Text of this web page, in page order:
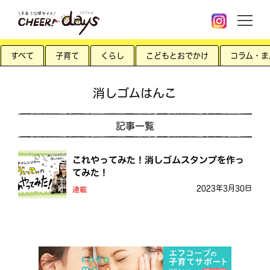
すべて 子育て くらし こどもとおでかけ コラム・
消しゴムはんこ
記事一覧
これやってみた！消しゴムスタンプを作っ
てみた！
連載 2023年3月30日